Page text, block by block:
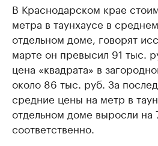
В Краснодарском крае
метра в таунхаусе в
отдельном доме, говорят
марте он превысил 91 тыс.
цена «квадрата» в
около 86 тыс. руб. За
средние цены на метр в
отдельном доме выросли на
соответственно.